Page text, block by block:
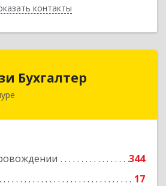
контакты
Назад
Бухгалтер
344
17
Бухгалтер
край, Комсомольск-на-
Подробнее